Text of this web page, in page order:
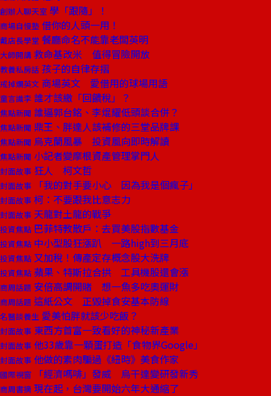
創辦人聊天室 學「跟隨」！
商場自慢塾 借你的人頭一用！
戴店長學堂 餐廳命名不能靠老闆英明
大師開講 救命基改米 值得冒險開放
教養私房話 孩子的自律存摺
戒掉爛英文 商場英文 愛借用的球場用語
童言識李 誰才該繳「回饋稅」？
焦點新聞 誰逼郭台銘、李焜耀低頭談合併？
焦點新聞 鼎王、胖達人該補修的三堂品牌課
焦點新聞 烏克蘭風暴 投資風向即時解讀
焦點新聞 小記者變摩根資產管理掌門人
封面故事 狂人 柯文哲
封面故事 「我的對手要小心 因為我是個瘋子」
封面故事 柯：不要跟我比意志力
封面故事 天龍對土龍的戰爭
投資焦點 巴菲特教散戶：去買美股指數基金
投資焦點 中小型股狂漲趴 一路high到三月底
投資焦點 又加稅！傳產定存概念股大洗牌
投資焦點 蘋果、特斯拉合拱 工具機股還會漲
商周話題 安倍高調開賭 想一魚多吃奧運財
商周話題 這紙公文 正毀掉食安基本防線
名醫談養生 愛美怕胖就該少吃飯？
封面故事 東西方首富一致看好的神秘新產業
封面故事 他33歲靠一顆蛋打造「食物界Google」
封面故事 他做的素肉騙過《紐時》美食作家
國際視窗 「經濟嗎啡」發威 烏干達變研發新秀
商周書摘 現在起，台灣要開始六年大通縮了